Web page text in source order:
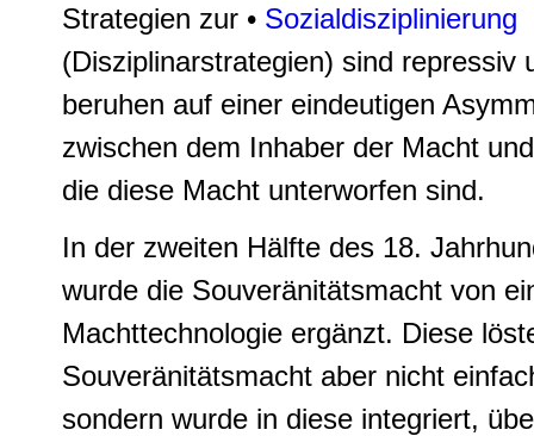
Strategien zur • Sozialdisziplinierung
(Disziplinarstrategien) sind repressiv
beruhen auf einer eindeutigen
zwischen dem Inhaber der Macht
die diese Macht unterworfen sind.
In der zweiten Hälfte des 18.
wurde die Souveränitätsmacht von
Machttechnologie ergänzt. Diese
Souveränitätsmacht aber nicht
sondern wurde in diese integriert,